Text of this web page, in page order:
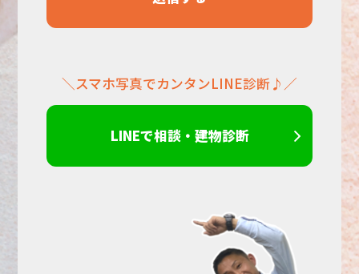
＼スマホ写真でカンタンLINE診断♪／
LINEで相談・建物診断